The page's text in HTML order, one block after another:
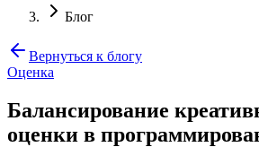
Блог
Вернуться к блогу
Оценка
Балансирование
оценки в